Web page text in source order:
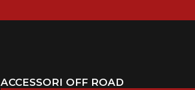
ACCESSORI OFF ROAD